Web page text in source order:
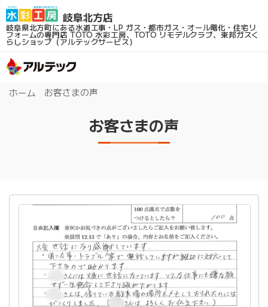
岐阜県北方町にある水道工事・LP ガス・都市ガス・オール電化・住宅リ
フォームの専門店TOTO 水彩工房、TOTO リモデルクラブ、東邦ガスく
らしショップ（アルテックサービス）
ホーム お客さまの声
お客さまの声